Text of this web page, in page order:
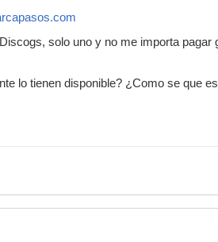
solo uno y no me importa
lo tienen disponible? ¿Como se que